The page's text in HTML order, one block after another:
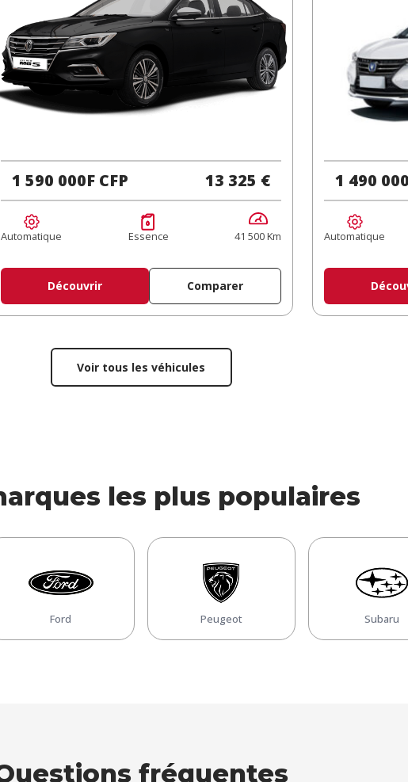
1 590 000F CFP 13 325 €
Automatique Essence 41 500 Km
Découvrir Comparer
1 490
Automatique
Voir tous les véhicules
les plus populaires
Ford Peugeot Subaru
fréquentes